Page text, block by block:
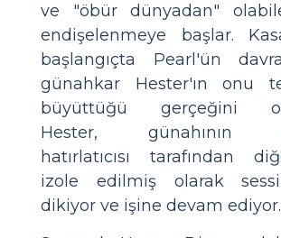
ve "öbür dünyadan"
endişelenmeye başlar.
başlangıçta Pearl'ün
günahkar Hester'ın onu
büyüttüğü gerçeğini
Hester, günahının
hatırlatıcısı tarafından
izole edilmiş olarak
dikiyor ve işine devam ediyor.